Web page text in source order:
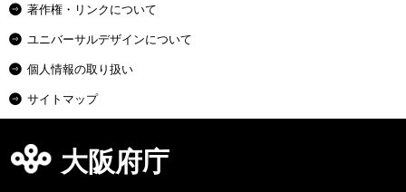
著作権・リンクについて
ユニバーサルデザインについて
個人情報の取り扱い
サイトマップ
大阪府庁